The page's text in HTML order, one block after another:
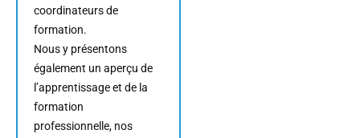
coordinateurs de
formation.
Nous y présentons
également un aperçu de
l’apprentissage et de la
formation
professionnelle, nos